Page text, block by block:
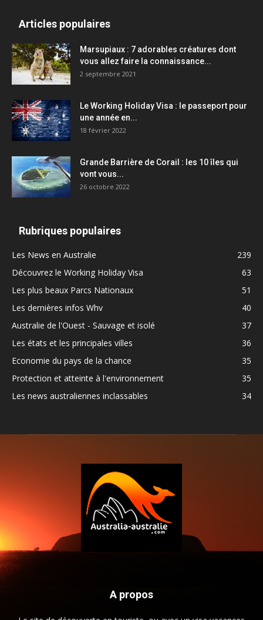
Articles populaires
Marsupiaux : 7 adorables créatures dont
vous allez faire la connaissance...
2 septembre 2021
Le Working Holiday Visa : le passeport pour
une année en...
18 février 2022
Grande Barrière de Corail : les 10 îles qui
vont vous...
26 octobre 2022
Rubriques populaires
Les News en Australie
239
Découvrez le Working Holiday Visa
63
Les plus beaux Parcs Nationaux
51
Les dernières infos Whv
40
Australie de l'Ouest - Sauvage et isolé
37
Les états et les principales villes
36
Economie du pays de la chance
35
Protection et atteinte à l'environnement
35
Les news australiennes inclassables
34
A propos